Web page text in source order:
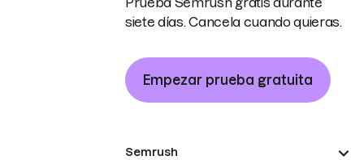
siete días. Cancela cuando quieras.
Empezar prueba gratuita
Semrush